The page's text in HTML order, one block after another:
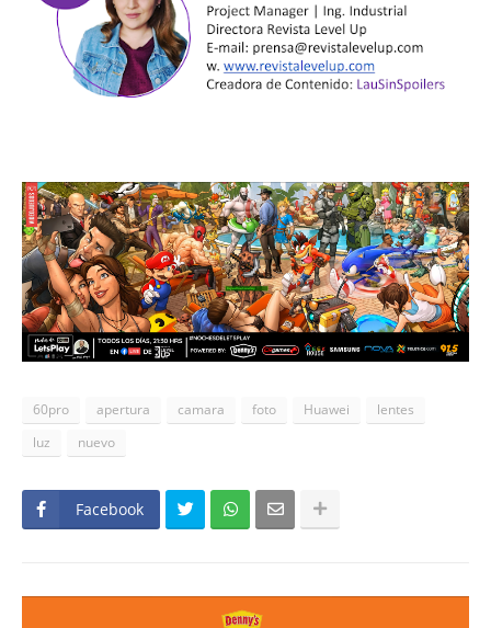
60pro apertura camara foto Huawei
lentes
luz
nuevo
Facebook